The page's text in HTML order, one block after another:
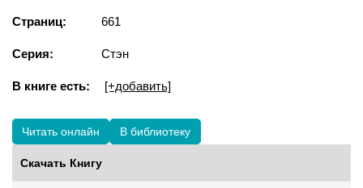
Страниц: 661
Серия: Стэн
В книге есть: [+добавить]
Читать онлайн В библиотеку
Скачать Книгу